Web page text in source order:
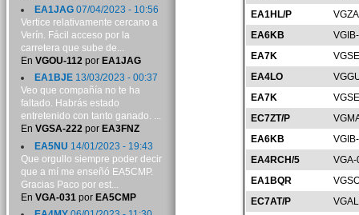
EA1HL/P
EA6KB
EA7K
EA4LO
EA7K
EC7ZT/P
EA6KB
EA4RCH/5
EA1BQR
EC7AT/P
EA1JAG07/04/2023 - 10:56
Vertice relativamente cercano a
Verín. Fácil acceso por la
carretera que sube de...
En VGOU-112por EA1JAG
EA1BJE13/03/2023 - 00:37
Veo que compañía no te ha
faltado. Habrás estado
entretenido con tanto ganado. ...
En VGSA-222por EA3FNZ
EA5NU 14/01/2023 - 19:43
Que orgullo siempre poder decir
que a mí me enseñó EA5CMP.
Gracias Paco por est...
En VGA-031 por EA5CMP